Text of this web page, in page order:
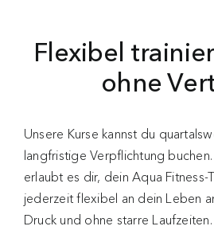
Flexibel
ohne
Unsere Kurse kannst du
langfristige Verpflichtung
erlaubt es dir, dein Aqua Fitness-
jederzeit flexibel an dein Leben
Druck und ohne starre